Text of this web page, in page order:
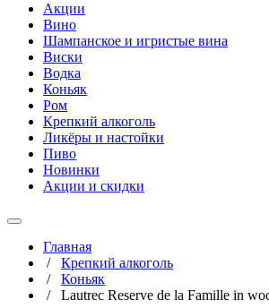
Акции
Вино
Шампанское и игристые вина
Виски
Водка
Коньяк
Ром
Крепкий алкоголь
Ликёры и настойки
Пиво
Новинки
Акции и скидки
Главная
/ Крепкий алкоголь
/ Коньяк
/ Lautrec Reserve de la Famille in